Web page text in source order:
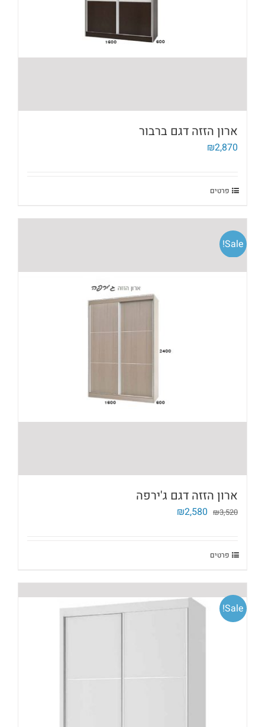
ארון הזזה דגם ברבור
₪2,870
פרטים
Sale!
ארון הזזה דגם ג'ירפה
₪3,520
המחיר₪2,580
פרטים
Sale!